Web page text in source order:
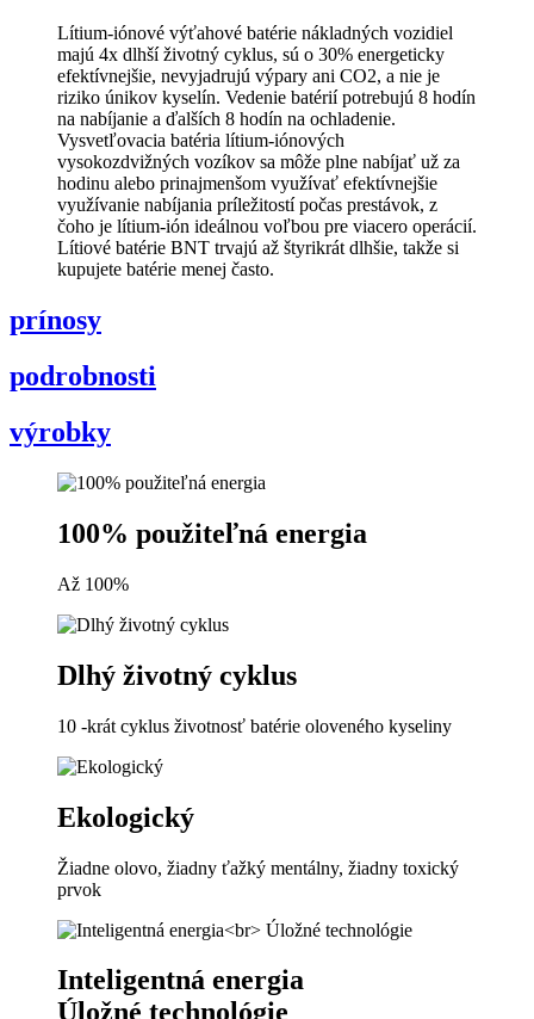
Lítium-iónové výťahové batérie nákladných vozidiel
majú 4x dlhší životný cyklus, sú o 30% energeticky
efektívnejšie, nevyjadrujú výpary ani CO2, a nie je
riziko únikov kyselín. Vedenie batérií potrebujú 8 hodín
na nabíjanie a ďalších 8 hodín na ochladenie.
Vysvetľovacia batéria lítium-iónových
vysokozdvižných vozíkov sa môže plne nabíjať už za
hodinu alebo prinajmenšom využívať efektívnejšie
využívanie nabíjania príležitostí počas prestávok, z
čoho je lítium-ión ideálnou voľbou pre viacero operácií.
Lítiové batérie BNT trvajú až štyrikrát dlhšie, takže si
kupujete batérie menej často.
prínosy
podrobnosti
výrobky
100% použiteľná energia
Až 100%
Dlhý životný cyklus
10 -krát cyklus životnosť batérie oloveného kyseliny
Ekologický
Žiadne olovo, žiadny ťažký mentálny, žiadny toxický
prvok
Inteligentná energia
Úložné technológie